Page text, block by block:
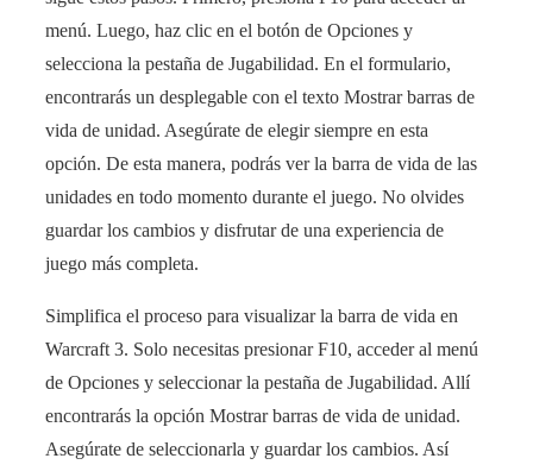
menú. Luego, haz clic en el botón de Opciones y
selecciona la pestaña de Jugabilidad. En el formulario,
encontrarás un desplegable con el texto Mostrar barras de
vida de unidad. Asegúrate de elegir siempre en esta
opción. De esta manera, podrás ver la barra de vida de las
unidades en todo momento durante el juego. No olvides
guardar los cambios y disfrutar de una experiencia de
juego más completa.
Simplifica el proceso para visualizar la barra de vida en
Warcraft 3. Solo necesitas presionar F10, acceder al menú
de Opciones y seleccionar la pestaña de Jugabilidad. Allí
encontrarás la opción Mostrar barras de vida de unidad.
Asegúrate de seleccionarla y guardar los cambios. Así